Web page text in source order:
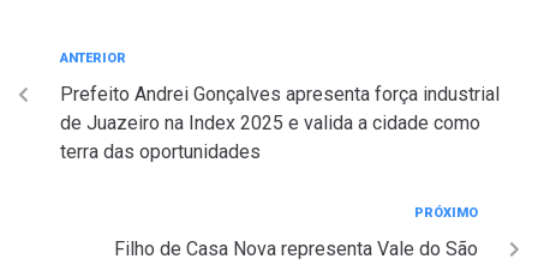
ANTERIOR
Prefeito Andrei Gonçalves apresenta força industrial
de Juazeiro na Index 2025 e valida a cidade como
terra das oportunidades
PRÓXIMO
Filho de Casa Nova representa Vale do São